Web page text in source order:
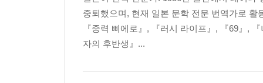
중퇴했으며, 현재 일본 문학 전문 번역가로 활
『중력 삐에로』, 『러시 라이프』, 『69』,
자의 후반생』...